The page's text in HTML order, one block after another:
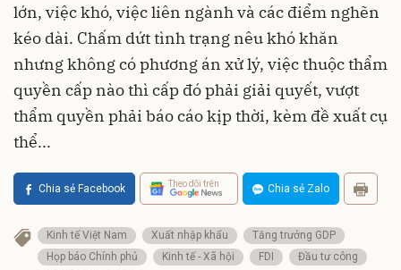
lớn, việc khó, việc liên ngành và các điểm nghẽn
kéo dài. Chấm dứt tình trạng nêu khó khăn
nhưng không có phương án xử lý, việc thuộc thẩm
quyền cấp nào thì cấp đó phải giải quyết, vượt
thẩm quyền phải báo cáo kịp thời, kèm đề xuất cụ
thể...
Chia sẻ Facebook Theo dõi trên Chia sẻ Zalo
Kinh tế Việt Nam Xuất nhập khẩu
Tăng trưởng GDP
Họp báo Chính phủ
Kinh tế - Xã hội FDI
Đầu tư công